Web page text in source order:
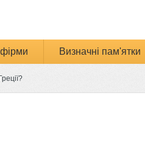
Визначні пам'ятки